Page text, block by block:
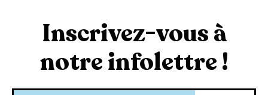
Inscrivez-vous à
notre infolettre !